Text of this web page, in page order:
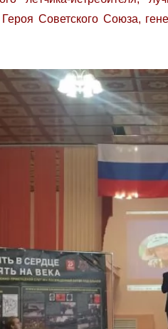
Советского Союза,